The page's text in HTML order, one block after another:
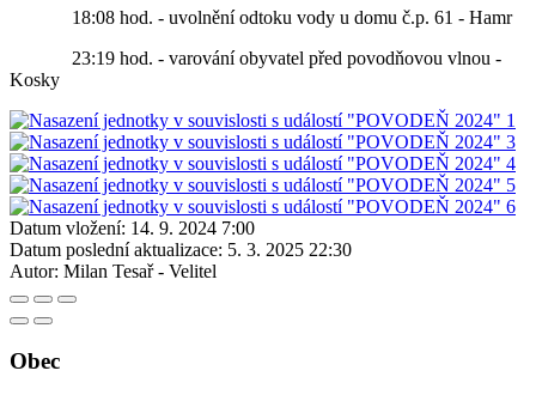
18:08 hod. - uvolnění odtoku vody u domu č.p. 61 - Hamr
23:19 hod. - varování obyvatel před povodňovou vlnou -
Kosky
Datum vložení: 14. 9. 2024 7:00
Datum poslední aktualizace: 5. 3. 2025 22:30
Autor: Milan Tesař - Velitel
Obec